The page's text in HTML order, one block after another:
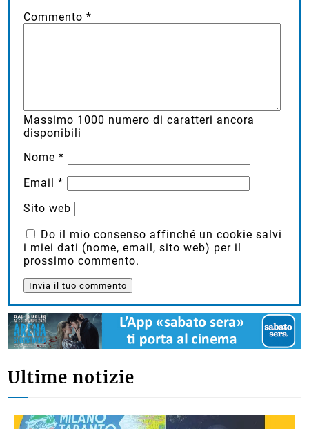
Commento*
Massimo 1000 numero di caratteri ancora
disponibili
Nome*
Email*
Sito web
Do il mio consenso affinché un cookie salvi
i miei dati (nome, email, sito web) per il
prossimo commento.
Ultime notizie